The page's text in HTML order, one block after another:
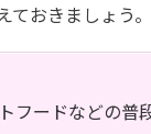
おきましょう
ードなどの普